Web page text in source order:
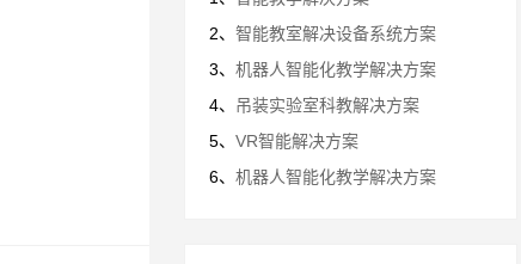
2、智能教室解决设备系统方案
3、机器人智能化教学解决方案
4、 吊装实验室科教解决方案
5、VR智能解决方案
6、机器人智能化教学解决方案